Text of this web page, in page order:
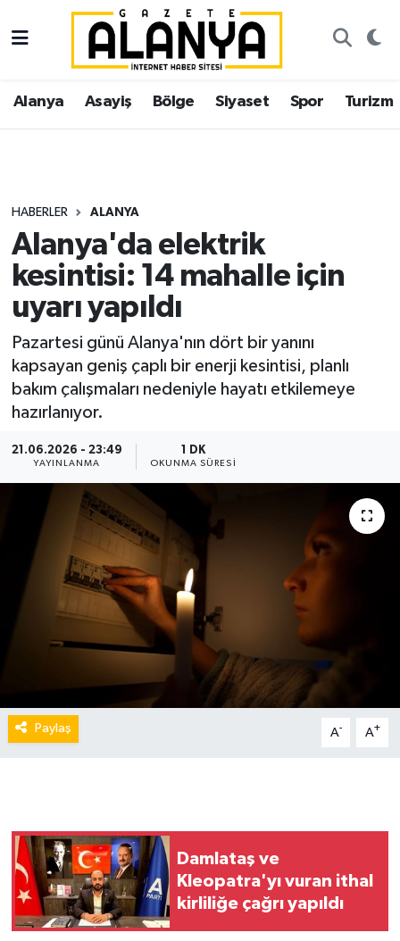
Alanya Asayiş Bölge Siyaset Spor Turizm
HABERLER ALANYA
Alanya'da elektrik
kesintisi: 14 mahalle için
uyarı yapıldı
Pazartesi günü Alanya'nın dört bir yanını
kapsayan geniş çaplı bir enerji kesintisi, planlı
bakım çalışmaları nedeniyle hayatı etkilemeye
hazırlanıyor.
21.06.2026 - 23:49
YAYINLANMA
1 DK
OKUNMA SÜRESI
Paylaş A- A+
Damlataş ve
Kleopatra'yı vuran ithal
kirliliğe çağrı yapıldı
Alanya
Asayiş
Siyaset
Spor
Ekonomi
Gazipaşa
İstanbul Nöbetçi Eczaneler
İstanbul Hava Durumu
Süper Lig Puan Durumu ve Fikstür
Tüm Manşetler
Son Dakika Haberleri
Haber Arşivi